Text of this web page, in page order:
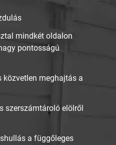
mindkét oldalon
pontosságú
közvetlen meghajtás a
szerszámtároló elölről
a függőleges